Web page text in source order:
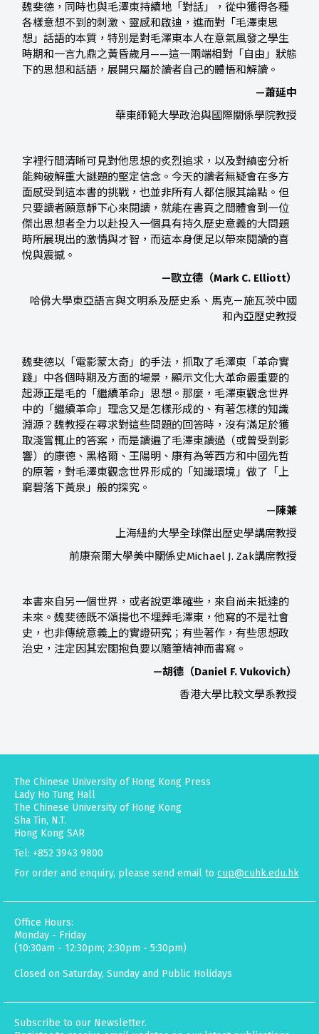
魏斐德，同時也與毛澤東持續地「對話」，從中獲得各種
各樣意想不到的刺激、靈感和啟迪，進而對「毛澤東思
想」話語的本質，特別是對毛澤東本人在意氣風發之學生
時期和一言九鼎之黃昏歲月——這一兩端相對「自由」狀態
下的思想和話語，展開只屬於讀者自己的體悟和解讀。
—蕭延中
華東師範大學政治與國際關係學院教授
字裡行間清晰可見對他思想的炙烈追求，以及對縝密分析
能夠破解重大謎題的堅定信念。今天的讀者無疑會在多方
面感受到這本書的挑戰，也並非所有人都信服其論點。但
只要讀者願意靜下心來閱讀，就能在書頁之間體會到一位
傑出思想者全力以赴投入一個具有持久歷史意義的大問題
時所展現出的激情與才智，而這本身便足以帶來閱讀的喜
悅與震撼。
—歐立德（Mark C. Elliott）
哈佛大學東亞語言與文明系及歷史系、馬克－施瓦茨中國
和內亞歷史教授
魏斐德以「電影蒙太奇」的手法，抓取了毛澤東「革命實
踐」中各個時期及方面的場景，顯示文化大革命最重要的
起源正是毛的「繼續革命」思想。那麼，毛澤東觀念世界
中的「繼續革命」理念又是怎樣形成的、有著怎樣的知識
淵源？魏教授在尋求對這些問題的回答時，沒有滿足於獲
取淺嘗輒止的答案，而是讀遍了毛澤東讀過（或曾受到影
響）的康德、黑格爾、王陽明、康有為等西方和中國先哲
的原著，對毛澤東觀念世界形成的「知識環境」做了「上
窮碧落下黃泉」般的探究。
—陳兼
上海紐約大學全球傑出歷史學講席教授
前康奈爾大學美中關係史Michael J. Zak講席教授
本書來自另一個世界，或者說更準確些，來自尚未抵達的
未來。魏斐德既不頌揚也不埋葬毛澤東，他寫的不是社會
史，也非傳統意義上的實證研究；有些著作，有些思想政
治史，注定因其宏闊抱負要以隨筆精神而書寫。
—胡德（Daniel F. Vukovich）
香港大學比較文學系教授
The Chinese University of Hong Kong Press
Lady Ho Tung Hall
The Chinese University of Hong Kong
Sha Tin, N.T.
Hong Kong SAR
Tel: +852 3943 9800
For order and enquiry, please send email to cup@cuhk.edu.hk
Office Hours:
Monday - Friday
(10:30am - 12:30pm; 2:30pm - 5:30pm)
Closed on Saturday, Sunday and Public Holidays
Subscribe to our Newsletter.